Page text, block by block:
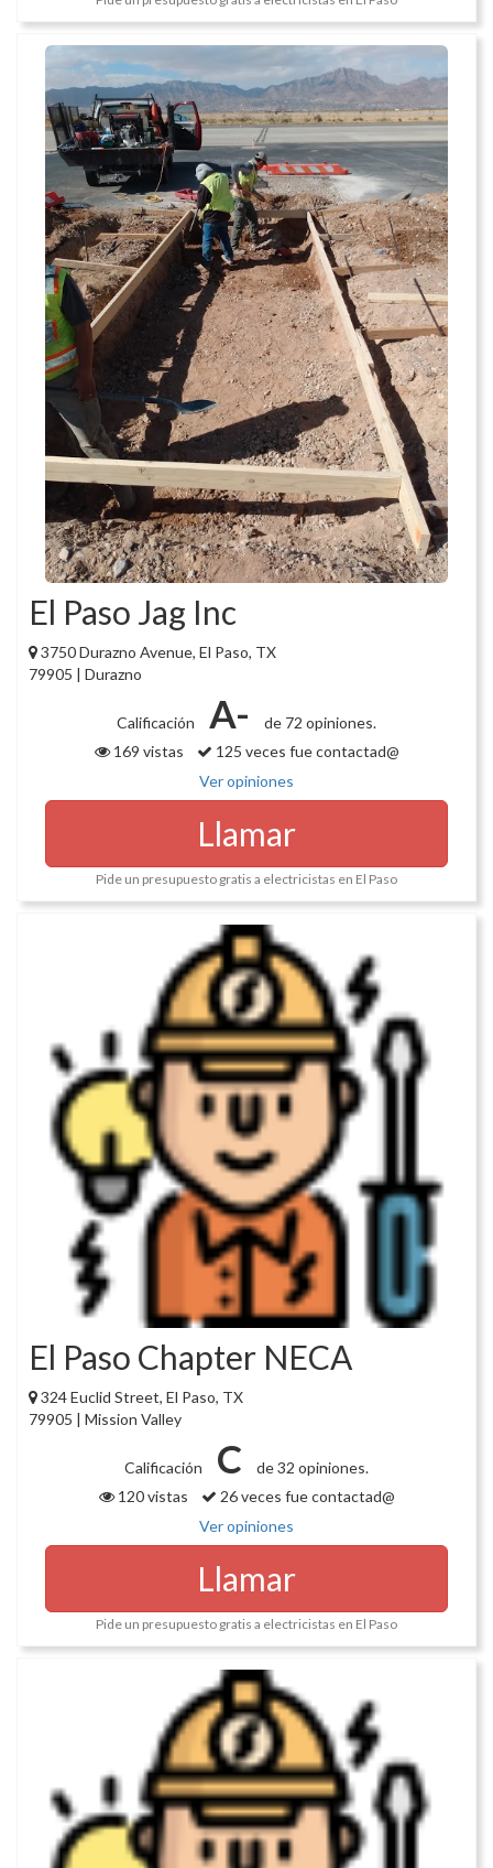
El Paso Jag Inc
3750 Durazno Avenue, El Paso, TX
79905 | Durazno
Calificación A-
de 72 opiniones.
169 vistas
125 veces fue contactad@
Ver opiniones
Llamar
Pide un presupuesto gratis a electricistas en El Paso
El Paso Chapter NECA
324 Euclid Street, El Paso, TX
79905 | Mission Valley
Calificación C
de 32 opiniones.
120 vistas
26 veces fue contactad@
Ver opiniones
Llamar
Pide un presupuesto gratis a electricistas en El Paso